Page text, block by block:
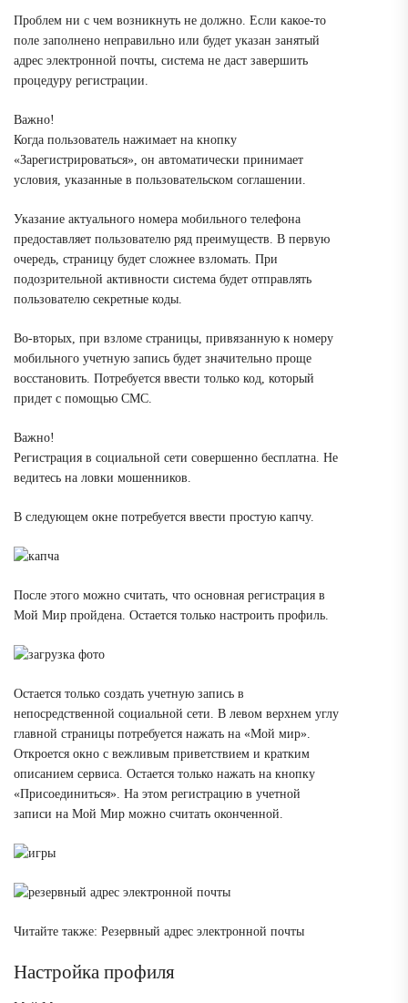
Проблем ни с чем возникнуть не должно. Если какое-то
поле заполнено неправильно или будет указан занятый
адрес электронной почты, система не даст завершить
процедуру регистрации.
Важно!
Когда пользователь нажимает на кнопку
«Зарегистрироваться», он автоматически принимает
условия, указанные в пользовательском соглашении.
Указание актуального номера мобильного телефона
предоставляет пользователю ряд преимуществ. В первую
очередь, страницу будет сложнее взломать. При
подозрительной активности система будет отправлять
пользователю секретные коды.
Во-вторых, при взломе страницы, привязанную к номеру
мобильного учетную запись будет значительно проще
восстановить. Потребуется ввести только код, который
придет с помощью СМС.
Важно!
Регистрация в социальной сети совершенно бесплатна. Не
ведитесь на ловки мошенников.
В следующем окне потребуется ввести простую капчу.
После этого можно считать, что основная регистрация в
Мой Мир пройдена. Остается только настроить профиль.
Остается только создать учетную запись в
непосредственной социальной сети. В левом верхнем углу
главной страницы потребуется нажать на «Мой мир».
Откроется окно с вежливым приветствием и кратким
описанием сервиса. Остается только нажать на кнопку
«Присоединиться». На этом регистрацию в учетной
записи на Мой Мир можно считать оконченной.
Читайте также: Резервный адрес электронной почты
Настройка профиля